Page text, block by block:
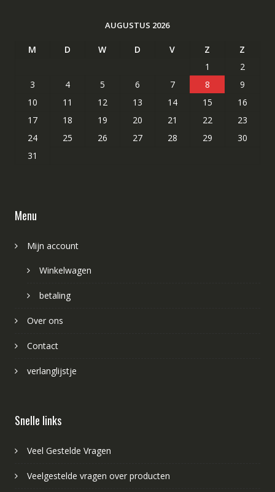
AUGUSTUS 2026
M D W D V Z
Z
1
2
3
4 5 6 7 8
9
10
11 12 13 14 15
16
17
18 19 20 21 22
23
24
25 26 27 28 29
30
31
Menu
Mijn account
Winkelwagen
betaling
Over ons
Contact
verlanglijstje
Snelle links
Veel Gestelde Vragen
Veelgestelde vragen over producten